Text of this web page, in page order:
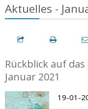
Aktuelles -
Rückblick auf
Januar 2021
19-01-